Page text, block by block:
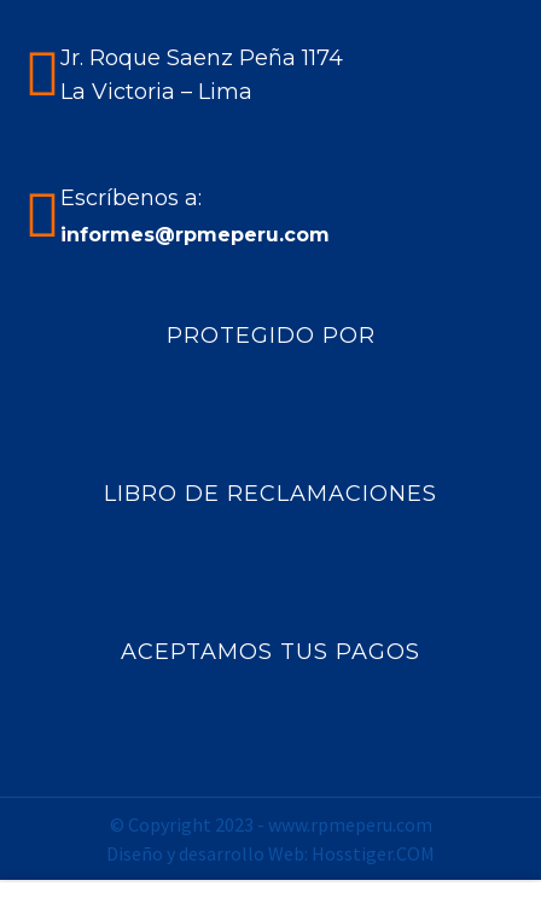
Jr. Roque Saenz Peña 1174
La Victoria – Lima
Escríbenos a:
informes@rpmeperu.com
PROTEGIDO POR
LIBRO DE RECLAMACIONES
ACEPTAMOS TUS PAGOS
© Copyright 2023 - www.rpmeperu.com
Diseño y desarrollo Web: Hosstiger.COM